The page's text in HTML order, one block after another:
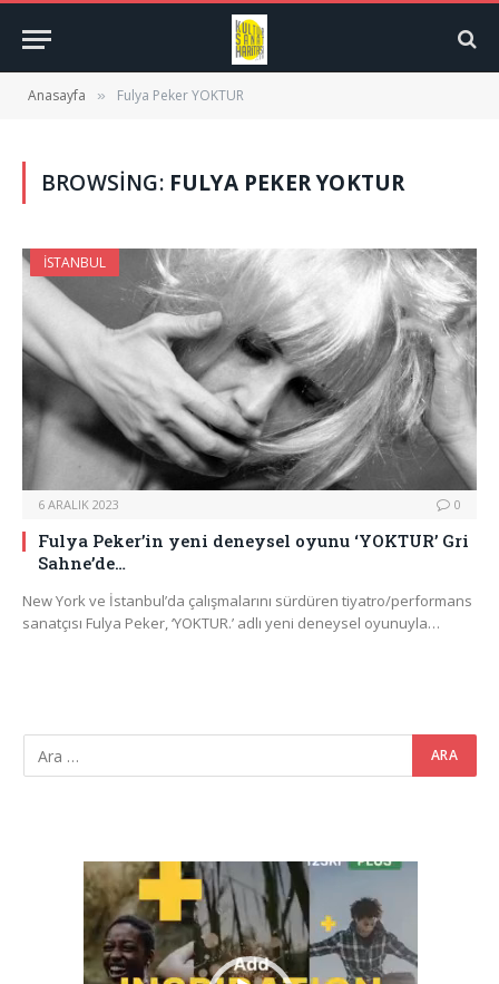
Anasayfa » Fulya Peker YOKTUR
BROWSING: FULYA PEKER YOKTUR
İSTANBUL
6 ARALIK 2023 0
Fulya Peker’in yeni deneysel oyunu ‘YOKTUR’ Gri
Sahne’de…
New York ve İstanbul’da çalışmalarını sürdüren tiyatro/performans
sanatçısı Fulya Peker, ‘YOKTUR.’ adlı yeni deneysel oyunuyla…
Video
oynatıcı